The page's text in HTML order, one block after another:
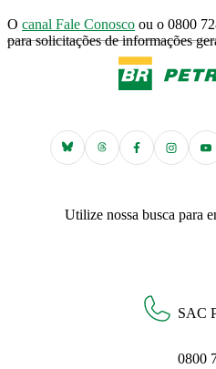
O canal Fale Conosco ou o 0800
para solicitações de informações
Utilize nossa busca para
SAC
0800